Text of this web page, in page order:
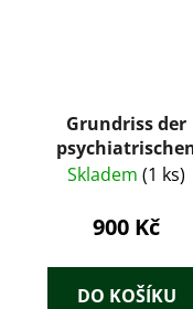
Grundriss der
Diagnostik
Skladem (1 ks)
900 Kč
DO KOŠÍKU